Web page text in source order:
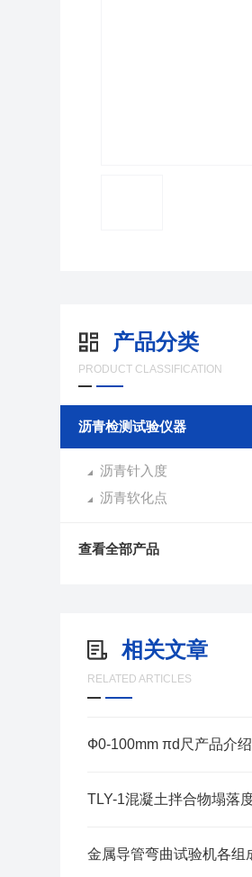
产品分类
PRODUCT CLASSIFICATION
沥青检测试验仪器
沥青针入度
沥青软化点
查看全部产品
相关文章
RELATED ARTICLES
Ф0-100mm πd尺产品介绍